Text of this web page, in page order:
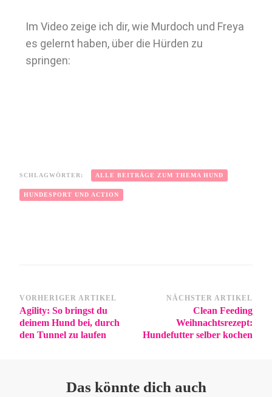
Im Video zeige ich dir, wie Murdoch und Freya
es gelernt haben, über die Hürden zu
springen:
SCHLAGWÖRTER: ALLE BEITRÄGE ZUM THEMA HUND
HUNDESPORT UND ACTION
VORHERIGER ARTIKEL
Agility: So bringst du
deinem Hund bei, durch
den Tunnel zu laufen
NÄCHSTER ARTIKEL
Clean Feeding
Weihnachtsrezept:
Hundefutter selber kochen
Das könnte dich auch